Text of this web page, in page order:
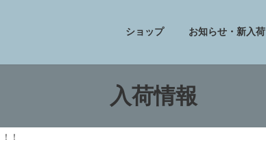
ショップ お知らせ・新入荷
入荷情報
！